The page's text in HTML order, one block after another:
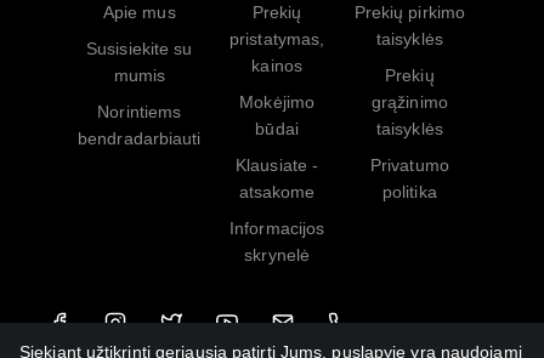
Siekiant užtikrinti geriausią patirtį Jums, puslapyje yra naudojami
Apie mus
Susisiekite su
mumis
Norintiems
bendradarbiauti
Prekių
pristatymas,
kainos
Mokėjimo
būdai
Klausiate -
atsakome
Informacijos
skrynelė
Prekių pirkimo
taisyklės
Prekių
grąžinimo
taisyklės
Privatumo
politika